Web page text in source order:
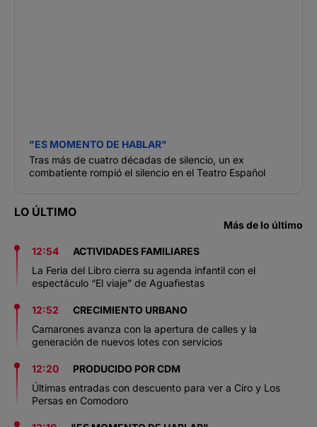
"ES MOMENTO DE HABLAR"
Tras más de cuatro décadas de silencio, un ex
combatiente rompió el silencio en el Teatro Español
LO ÚLTIMO
Más de lo último
12:54
ACTIVIDADES FAMILIARES
La Feria del Libro cierra su agenda infantil con el
espectáculo “El viaje” de Aguafiestas
12:52
CRECIMIENTO URBANO
Camarones avanza con la apertura de calles y la
generación de nuevos lotes con servicios
12:20
PRODUCIDO POR CDM
Últimas entradas con descuento para ver a Ciro y Los
Persas en Comodoro